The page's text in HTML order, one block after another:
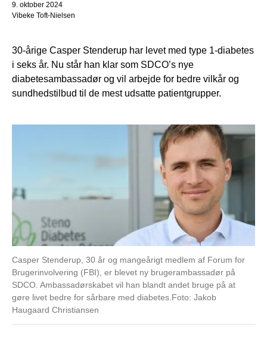
9. oktober 2024
Vibeke Toft-Nielsen
30-årige Casper Stenderup har levet med type 1-diabetes
i seks år. Nu står han klar som SDCO’s nye
diabetesambassadør og vil arbejde for bedre vilkår og
sundhedstilbud til de mest udsatte patientgrupper.
Casper Stenderup, 30 år og mangeårigt medlem af Forum for
Brugerinvolvering (FBI), er blevet ny brugerambassadør på
SDCO. Ambassadørskabet vil han blandt andet bruge på at
gøre livet bedre for sårbare med diabetes.Foto: Jakob
Haugaard Christiansen